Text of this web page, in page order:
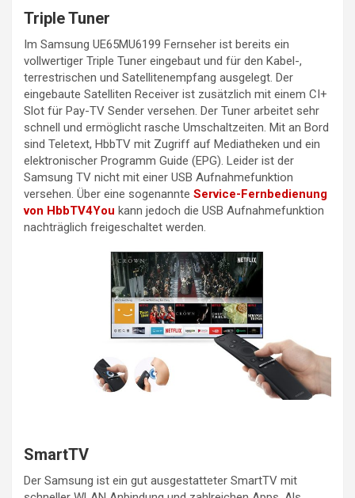
Triple Tuner
Im Samsung UE65MU6199 Fernseher ist bereits ein
vollwertiger Triple Tuner eingebaut und für den Kabel-,
terrestrischen und Satellitenempfang ausgelegt. Der
eingebaute Satelliten Receiver ist zusätzlich mit einem CI+
Slot für Pay-TV Sender versehen. Der Tuner arbeitet sehr
schnell und ermöglicht rasche Umschaltzeiten. Mit an Bord
sind Teletext, HbbTV mit Zugriff auf Mediatheken und ein
elektronischer Programm Guide (EPG). Leider ist der
Samsung TV nicht mit einer USB Aufnahmefunktion
versehen. Über eine sogenannte Service-Fernbedienung
von HbbTV4You kann jedoch die USB Aufnahmefunktion
nachträglich freigeschaltet werden.
SmartTV
Der Samsung ist ein gut ausgestatteter SmartTV mit